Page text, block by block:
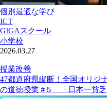
個別最適な学び
ICT
GIGAスクール
小学校
2026.03.27
授業改善
47都道府県縦断！全国オリジ
の道徳授業 #５ 「日本一貧